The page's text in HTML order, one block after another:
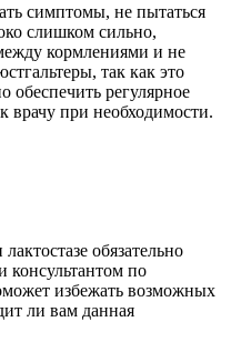
симптомы, не пытаться
слишком сильно,
кормлениями и не
так как это
регулярное
врачу при необходимости.
обязательно
консультантом по
избежать возможных
ли вам данная